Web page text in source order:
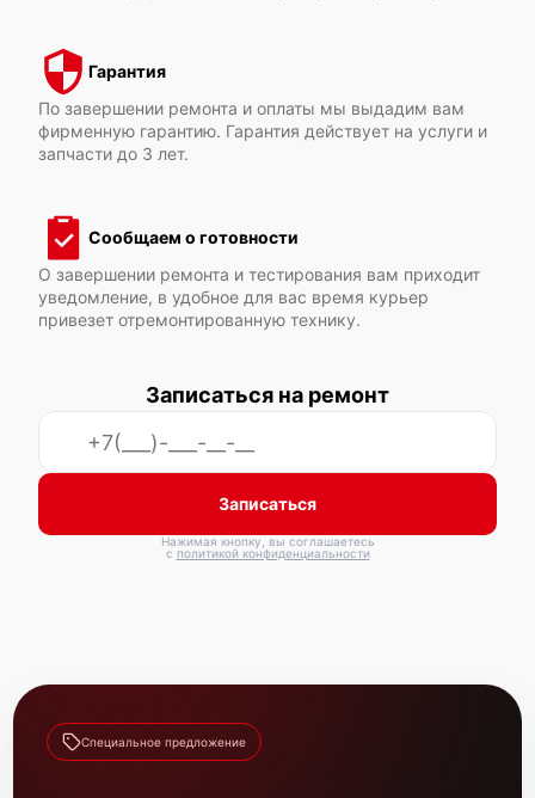
Гарантия
По завершении ремонта и оплаты мы выдадим вам
фирменную гарантию. Гарантия действует на услуги и
запчасти до 3 лет.
Сообщаем о готовности
О завершении ремонта и тестирования вам приходит
уведомление, в удобное для вас время курьер
привезет отремонтированную технику.
Записаться на ремонт
Записаться
Нажимая кнопку, вы соглашаетесь
с политикой конфиденциальности
Специальное предложение